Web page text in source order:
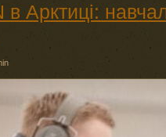
Арктиці: